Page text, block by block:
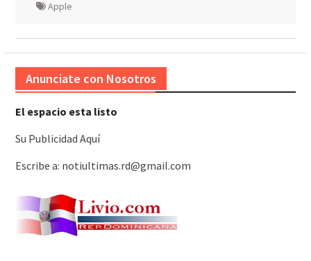
Apple
Anunciate con Nosotros
El espacio esta listo
Su Publicidad Aquí
Escribe a: notiultimas.rd@gmail.com